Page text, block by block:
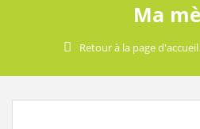
Ma
Retour à la page